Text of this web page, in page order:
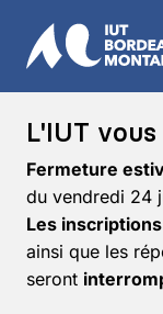
L'IUT
Fermeture
du vendredi 24
Les
ainsi que les
seront